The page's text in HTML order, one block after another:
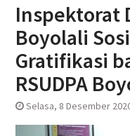
Inspektorat
Boyolali
Gratifikasi
RSUDPA
Selasa, 8 Desember